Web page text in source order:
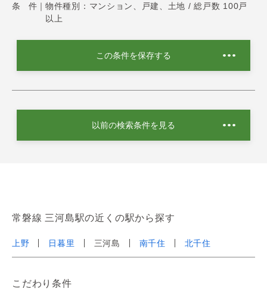
条 件｜ 物件種別：マンション、戸建、土地 / 総戸数 100戸
以上
この条件を保存する
以前の検索条件を見る
常磐線 三河島駅の近くの駅から探す
上野 日暮里 三河島 南千住 北千住
こだわり条件